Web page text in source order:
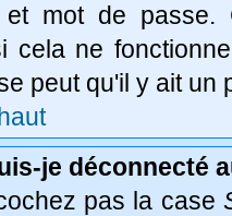
et mot de
cela ne
peut qu'il y ait un
je déconnecté
pas la case